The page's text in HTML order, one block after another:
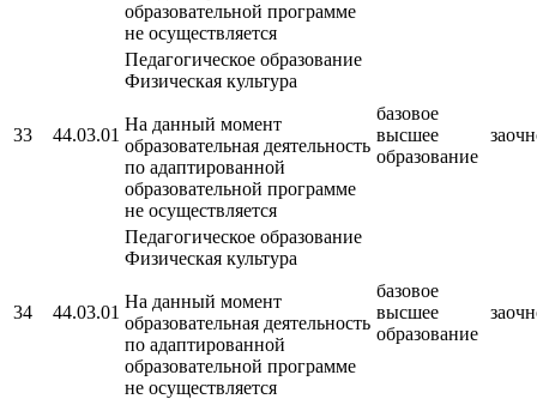
образовательной программе
не осуществляется
33 44.03.01
Педагогическое образование
Физическая культура
На данный момент
образовательная деятельность
по адаптированной
образовательной программе
не осуществляется
базовое
высшее
образование
34 44.03.01
Педагогическое образование
Физическая культура
На данный момент
образовательная деятельность
по адаптированной
образовательной программе
не осуществляется
базовое
высшее
образование